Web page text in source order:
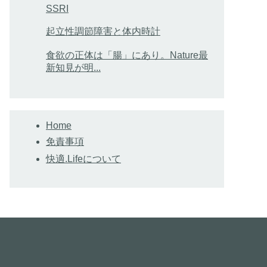
SSRI
起立性調節障害と体内時計
食欲の正体は「腸」にあり。Nature最
新知見が明...
Home
免責事項
快適.Lifeについて